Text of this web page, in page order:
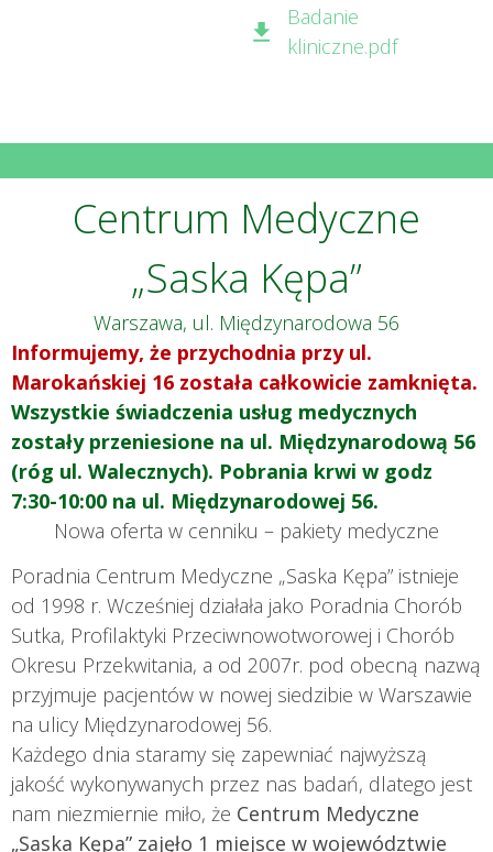
Badanie
kliniczne.pdf
Centrum Medyczne
„Saska Kępa”
Warszawa, ul. Międzynarodowa 56
Informujemy, że przychodnia przy ul.
Marokańskiej 16 została całkowicie zamknięta.
Wszystkie świadczenia usług medycznych
zostały przeniesione na ul. Międzynarodową 56
(róg ul. Walecznych). Pobrania krwi w godz
7:30-10:00 na ul. Międzynarodowej 56.
Nowa oferta w cenniku – pakiety medyczne
Poradnia Centrum Medyczne „Saska Kępa” istnieje
od 1998 r. Wcześniej działała jako Poradnia Chorób
Sutka, Profilaktyki Przeciwnowotworowej i Chorób
Okresu Przekwitania, a od 2007r. pod obecną nazwą
przyjmuje pacjentów w nowej siedzibie w Warszawie
na ulicy Międzynarodowej 56.
Każdego dnia staramy się zapewniać najwyższą
jakość wykonywanych przez nas badań, dlatego jest
nam niezmiernie miło, że Centrum Medyczne
„Saska Kępa” zajęło 1 miejsce w województwie